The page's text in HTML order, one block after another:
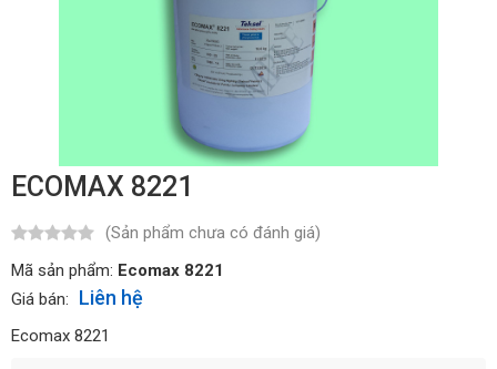
ECOMAX 8221
(Sản phẩm chưa có đánh giá)
Mã sản phẩm: Ecomax 8221
Giá bán:
Liên hệ
Ecomax 8221